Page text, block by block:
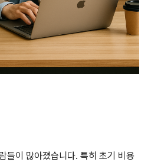
들이 많아졌습니다. 특히 초기 비용